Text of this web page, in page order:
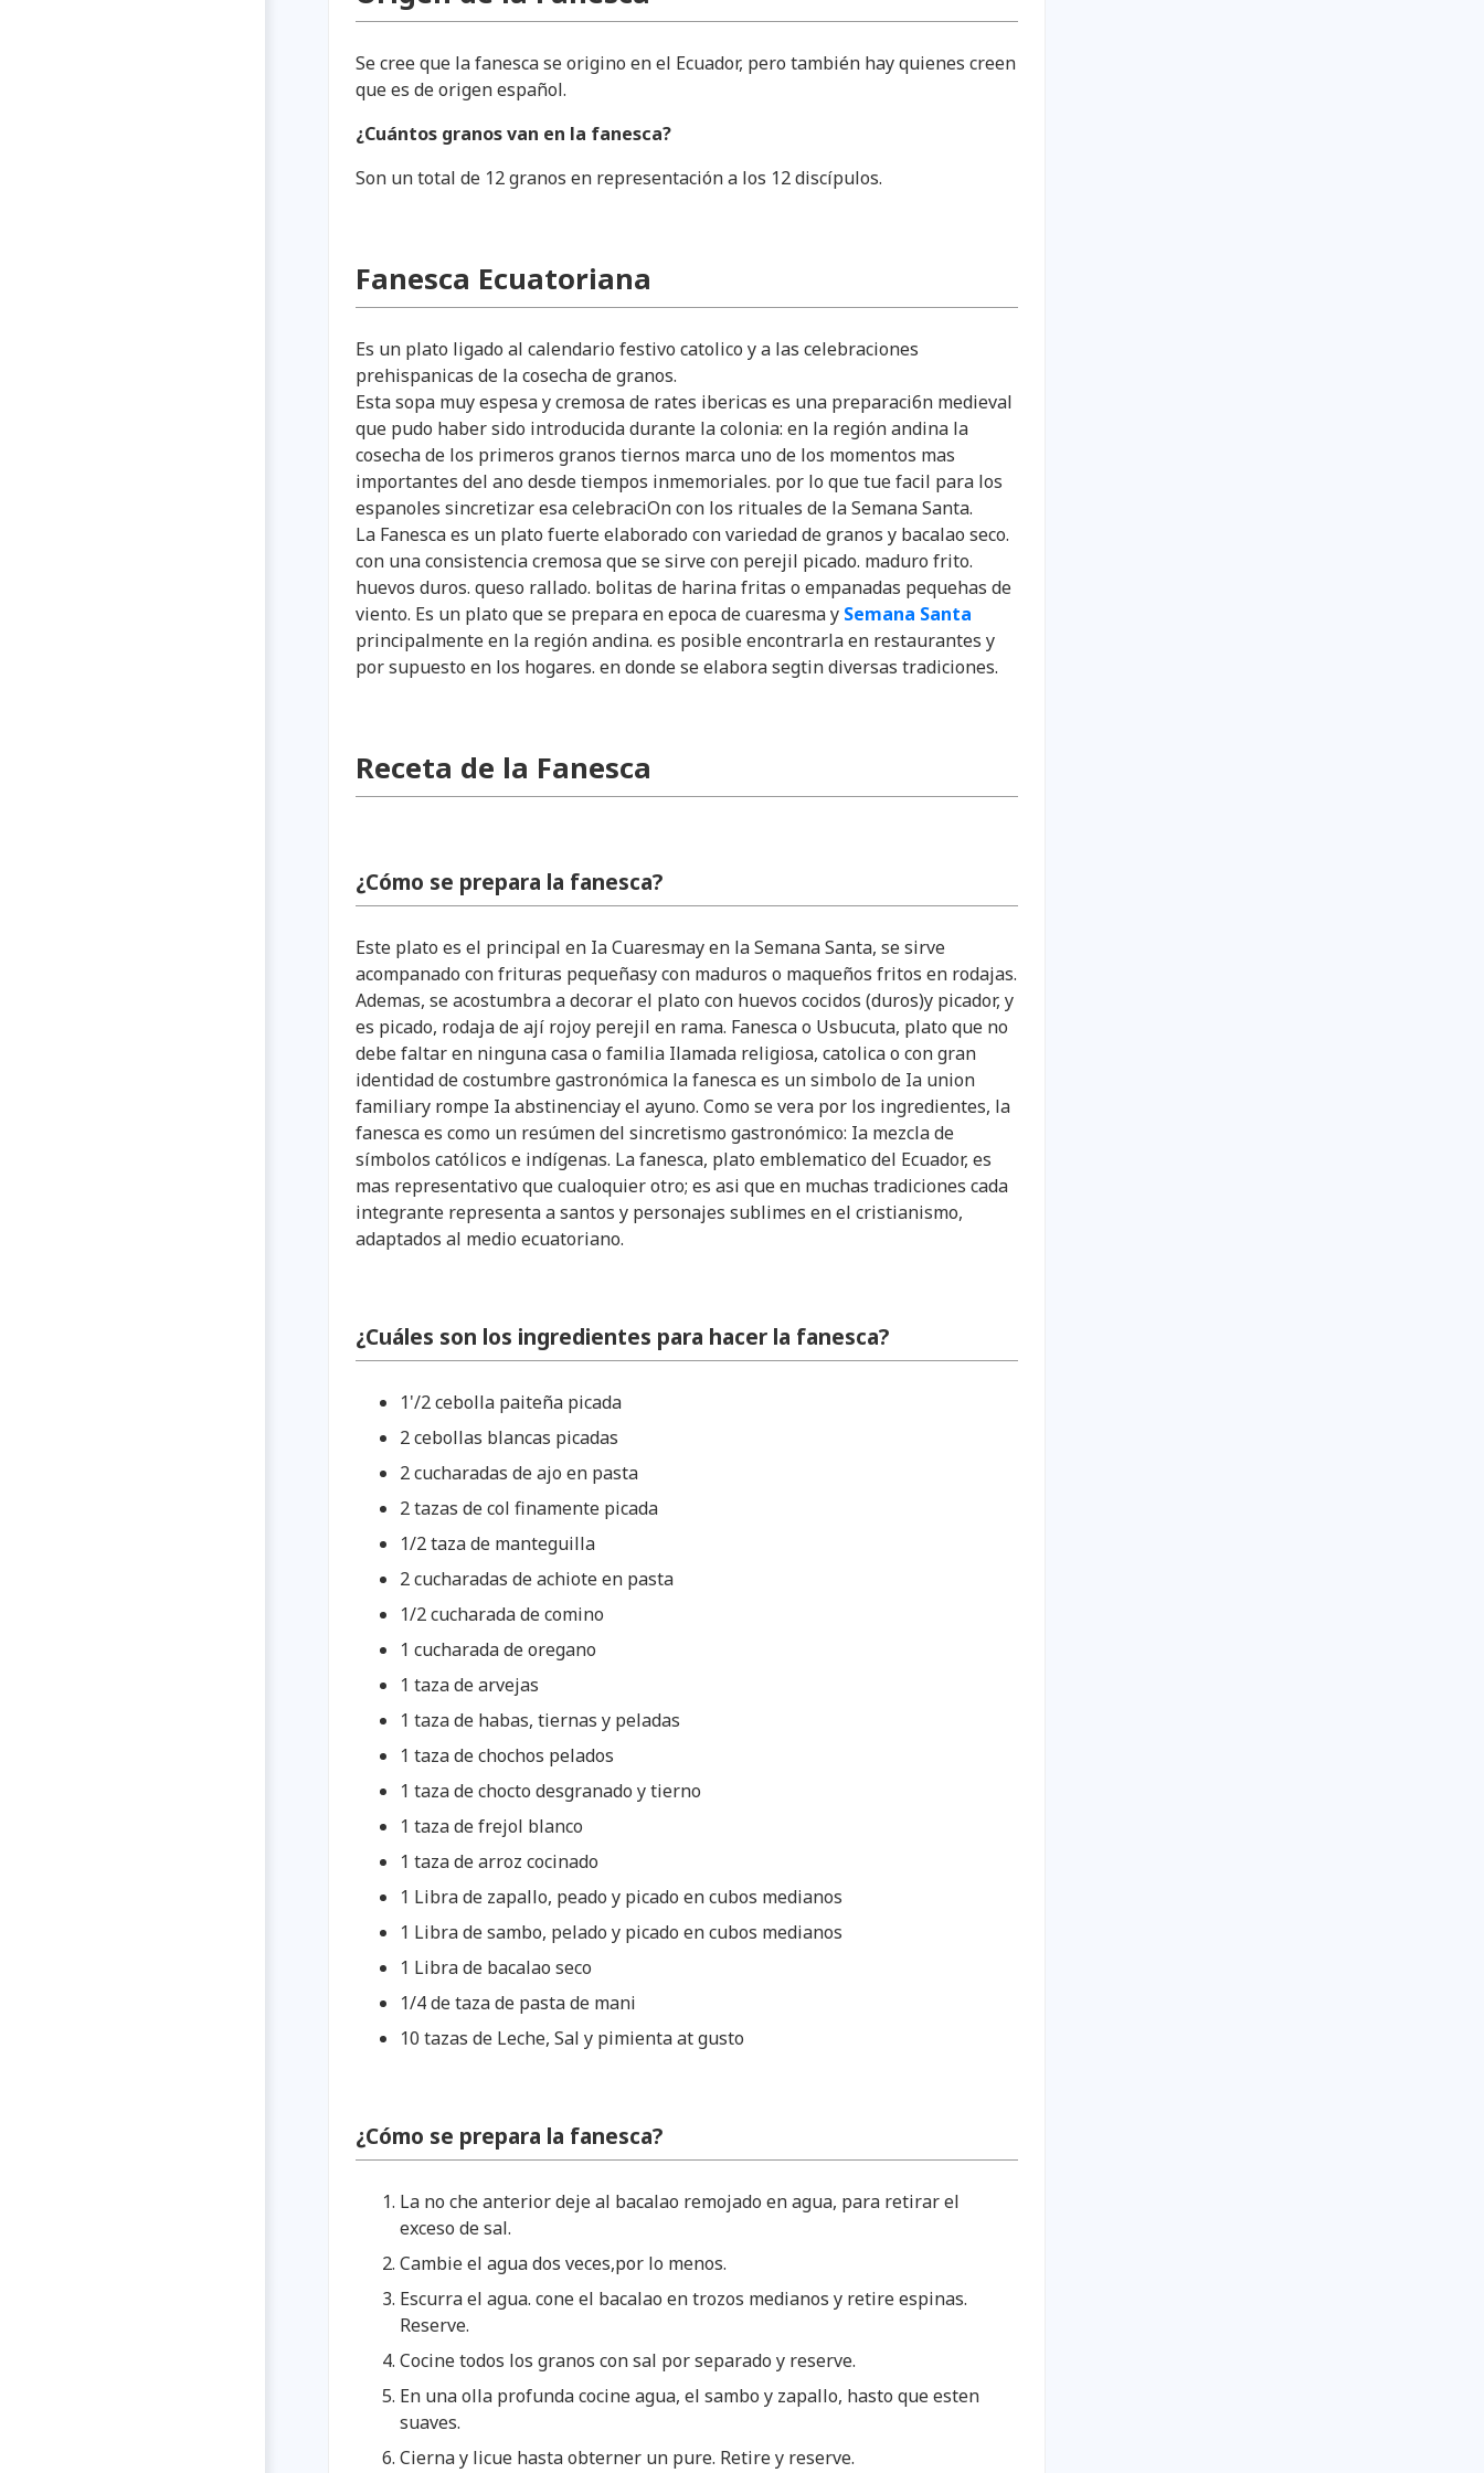
Se cree que la fanesca se origino en el Ecuador, pero también hay quienes creen
que es de origen español.
¿Cuántos granos van en la fanesca?
Son un total de 12 granos en representación a los 12 discípulos.
Fanesca Ecuatoriana
Es un plato ligado al calendario festivo catolico y a las celebraciones
prehispanicas de la cosecha de granos.
Esta sopa muy espesa y cremosa de rates ibericas es una preparaci6n medieval
que pudo haber sido introducida durante la colonia: en la región andina la
cosecha de los primeros granos tiernos marca uno de los momentos mas
importantes del ano desde tiempos inmemoriales. por lo que tue facil para los
espanoles sincretizar esa celebraciOn con los rituales de la Semana Santa.
La Fanesca es un plato fuerte elaborado con variedad de granos y bacalao seco.
con una consistencia cremosa que se sirve con perejil picado. maduro frito.
huevos duros. queso rallado. bolitas de harina fritas o empanadas pequehas de
viento. Es un plato que se prepara en epoca de cuaresma y Semana Santa
principalmente en la región andina. es posible encontrarla en restaurantes y
por supuesto en los hogares. en donde se elabora segtin diversas tradiciones.
Receta de la Fanesca
¿Cómo se prepara la fanesca?
Este plato es el principal en Ia Cuaresmay en la Semana Santa, se sirve
acompanado con frituras pequeñasy con maduros o maqueños fritos en rodajas.
Ademas, se acostumbra a decorar el plato con huevos cocidos (duros)y picador, y
es picado, rodaja de ají rojoy perejil en rama. Fanesca o Usbucuta, plato que no
debe faltar en ninguna casa o familia Ilamada religiosa, catolica o con gran
identidad de costumbre gastronómica la fanesca es un simbolo de Ia union
familiary rompe Ia abstinenciay el ayuno. Como se vera por los ingredientes, la
fanesca es como un resúmen del sincretismo gastronómico: Ia mezcla de
símbolos católicos e indígenas. La fanesca, plato emblematico del Ecuador, es
mas representativo que cualoquier otro; es asi que en muchas tradiciones cada
integrante representa a santos y personajes sublimes en el cristianismo,
adaptados al medio ecuatoriano.
¿Cuáles son los ingredientes para hacer la fanesca?
1'/2 cebolla paiteña picada
2 cebollas blancas picadas
2 cucharadas de ajo en pasta
2 tazas de col finamente picada
1/2 taza de manteguilla
2 cucharadas de achiote en pasta
1/2 cucharada de comino
1 cucharada de oregano
1 taza de arvejas
1 taza de habas, tiernas y peladas
1 taza de chochos pelados
1 taza de chocto desgranado y tierno
1 taza de frejol blanco
1 taza de arroz cocinado
1 Libra de zapallo, peado y picado en cubos medianos
1 Libra de sambo, pelado y picado en cubos medianos
1 Libra de bacalao seco
1/4 de taza de pasta de mani
10 tazas de Leche, Sal y pimienta at gusto
¿Cómo se prepara la fanesca?
La no che anterior deje al bacalao remojado en agua, para retirar el
exceso de sal.
Cambie el agua dos veces,por lo menos.
Escurra el agua. cone el bacalao en trozos medianos y retire espinas.
Reserve.
Cocine todos los granos con sal por separado y reserve.
En una olla profunda cocine agua, el sambo y zapallo, hasto que esten
suaves.
Cierna y licue hasta obterner un pure. Retire y reserve.